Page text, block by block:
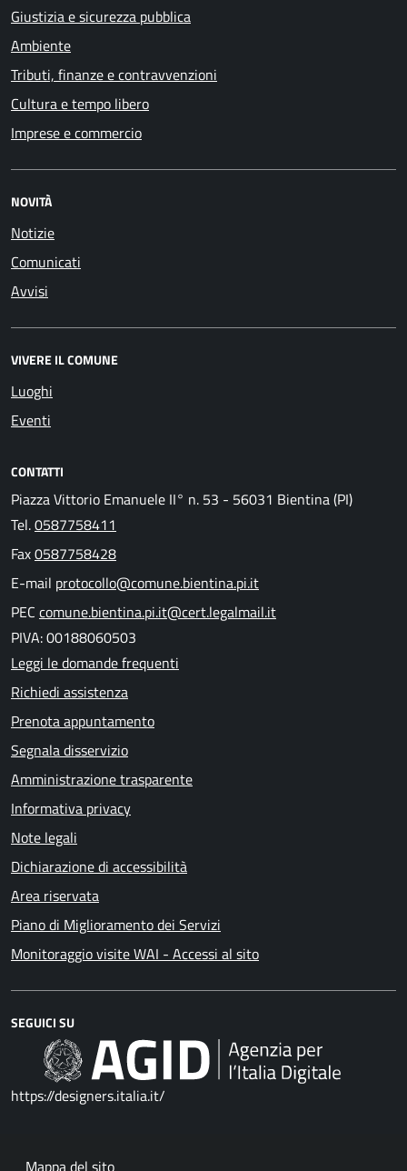
Giustizia e sicurezza pubblica
Ambiente
Tributi, finanze e contravvenzioni
Cultura e tempo libero
Imprese e commercio
NOVITÀ
Notizie
Comunicati
Avvisi
VIVERE IL COMUNE
Luoghi
Eventi
CONTATTI
Piazza Vittorio Emanuele II° n. 53 - 56031 Bientina (PI)
Tel.0587758411
Fax0587758428
E-mail protocollo@comune.bientina.pi.it
PEC comune.bientina.pi.it@cert.legalmail.it
PIVA: 00188060503
Leggi le domande frequenti
Richiedi assistenza
Prenota appuntamento
Segnala disservizio
Amministrazione trasparente
Informativa privacy
Note legali
Dichiarazione di accessibilità
Area riservata
Piano di Miglioramento dei Servizi
Monitoraggio visite WAI - Accessi al sito
SEGUICI SU
https://designers.italia.it/